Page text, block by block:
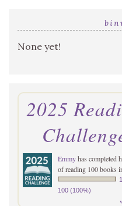
None yet!
2025
Emmyhas completed
of reading 100 books
100 (100%)